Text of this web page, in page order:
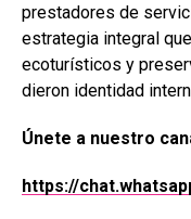
prestadores de
estrategia integral
ecoturísticos y
dieron identidad
Únete a nuestro
https://